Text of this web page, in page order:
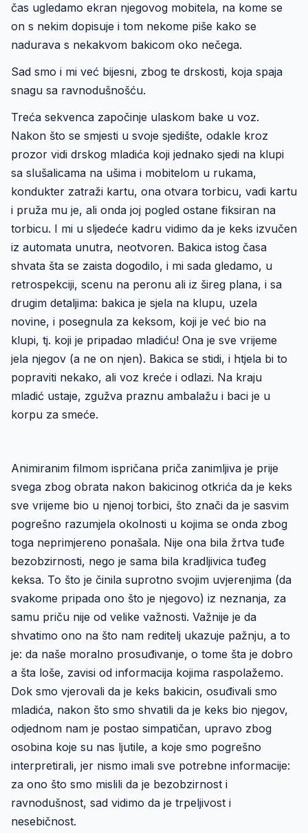
čas ugledamo ekran njegovog mobitela, na kome se
on s nekim dopisuje i tom nekome piše kako se
nadurava s nekakvom bakicom oko nečega.
Sad smo i mi već bijesni, zbog te drskosti, koja spaja
snagu sa ravnodušnošću.
Treća sekvenca započinje ulaskom bake u voz.
Nakon što se smjesti u svoje sjedište, odakle kroz
prozor vidi drskog mladića koji jednako sjedi na klupi
sa slušalicama na ušima i mobitelom u rukama,
kondukter zatraži kartu, ona otvara torbicu, vadi kartu
i pruža mu je, ali onda joj pogled ostane fiksiran na
torbicu. I mi u sljedeće kadru vidimo da je keks izvučen
iz automata unutra, neotvoren. Bakica istog časa
shvata šta se zaista dogodilo, i mi sada gledamo, u
retrospekciji, scenu na peronu ali iz šireg plana, i sa
drugim detaljima: bakica je sjela na klupu, uzela
novine, i posegnula za keksom, koji je već bio na
klupi, tj. koji je pripadao mladiću! Ona je sve vrijeme
jela njegov (a ne on njen). Bakica se stidi, i htjela bi to
popraviti nekako, ali voz kreće i odlazi. Na kraju
mladić ustaje, zgužva praznu ambalažu i baci je u
korpu za smeće.
Animiranim filmom ispričana priča zanimljiva je prije
svega zbog obrata nakon bakicinog otkrića da je keks
sve vrijeme bio u njenoj torbici, što znači da je sasvim
pogrešno razumjela okolnosti u kojima se onda zbog
toga neprimjereno ponašala. Nije ona bila žrtva tuđe
bezobzirnosti, nego je sama bila kradljivica tuđeg
keksa. To što je činila suprotno svojim uvjerenjima (da
svakome pripada ono što je njegovo) iz neznanja, za
samu priču nije od velike važnosti. Važnije je da
shvatimo ono na što nam reditelj ukazuje pažnju, a to
je: da naše moralno prosuđivanje, o tome šta je dobro
a šta loše, zavisi od informacija kojima raspolažemo.
Dok smo vjerovali da je keks bakicin, osuđivali smo
mladića, nakon što smo shvatili da je keks bio njegov,
odjednom nam je postao simpatičan, upravo zbog
osobina koje su nas ljutile, a koje smo pogrešno
interpretirali, jer nismo imali sve potrebne informacije:
za ono što smo mislili da je bezobzirnost i
ravnodušnost, sad vidimo da je trpeljivost i
nesebičnost.